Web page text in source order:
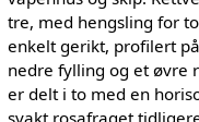
tre, med hengsling for
enkelt gerikt, profilert
nedre fylling og et øvre
er delt i to med en
svakt rosafraget